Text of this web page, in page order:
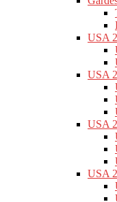
USA
USA
USA
USA